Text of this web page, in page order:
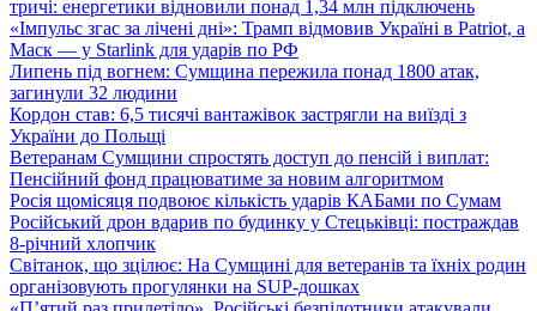
тричі: енергетики відновили понад 1,34 млн підключень
«Імпульс згас за лічені дні»: Трамп відмовив Україні в Patriot, а
Маск — у Starlink для ударів по РФ
Липень під вогнем: Сумщина пережила понад 1800 атак,
загинули 32 людини
Кордон став: 6,5 тисячі вантажівок застрягли на виїзді з
України до Польщі
Ветеранам Сумщини спростять доступ до пенсій і виплат:
Пенсійний фонд працюватиме за новим алгоритмом
Росія щомісяця подвоює кількість ударів КАБами по Сумам
Російський дрон вдарив по будинку у Стецьківці: постраждав
8-річний хлопчик
Світанок, що зцілює: На Сумщині для ветеранів та їхніх родин
організовують прогулянки на SUP-дошках